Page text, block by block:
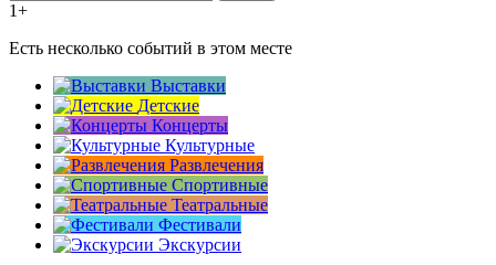
1+
Есть несколько событий в этом месте
Выставки
Детские
Концерты
Культурные
Развлечения
Спортивные
Театральные
Фестивали
Экскурсии